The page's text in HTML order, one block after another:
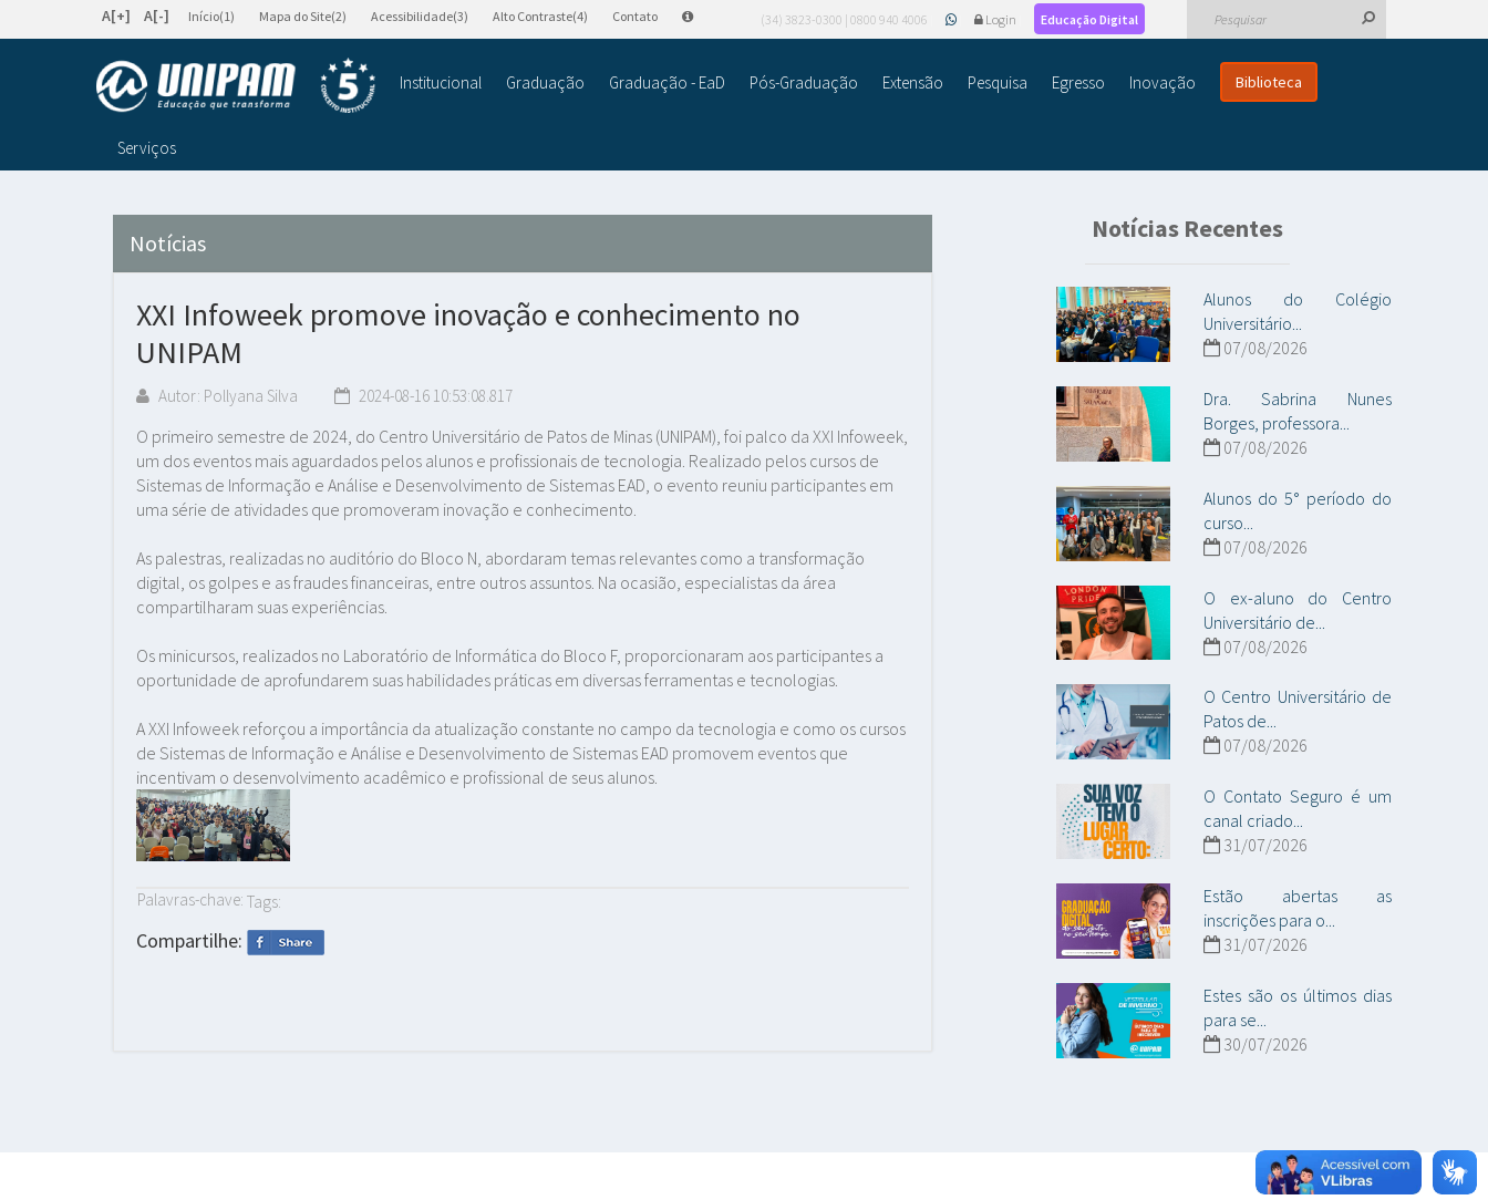
A[+] A[-] Início(1) Mapa do Site(2) Acessibilidade(3) Alto Contraste(4) Contato (34) 3823-0300 | 0800 940 4006 Login Educação Digital
Institucional Graduação Graduação - EaD Pós-Graduação Extensão Pesquisa Egresso Inovação Biblioteca
Serviços
Notícias
XXI Infoweek promove inovação e conhecimento no
UNIPAM
Autor: Pollyana Silva 2024-08-16 10:53:08.817
O primeiro semestre de 2024, do Centro Universitário de Patos de Minas (UNIPAM), foi palco da XXI Infoweek,
um dos eventos mais aguardados pelos alunos e profissionais de tecnologia. Realizado pelos cursos de
Sistemas de Informação e Análise e Desenvolvimento de Sistemas EAD, o evento reuniu participantes em
uma série de atividades que promoveram inovação e conhecimento.
As palestras, realizadas no auditório do Bloco N, abordaram temas relevantes como a transformação
digital, os golpes e as fraudes financeiras, entre outros assuntos. Na ocasião, especialistas da área
compartilharam suas experiências.
Os minicursos, realizados no Laboratório de Informática do Bloco F, proporcionaram aos participantes a
oportunidade de aprofundarem suas habilidades práticas em diversas ferramentas e tecnologias.
A XXI Infoweek reforçou a importância da atualização constante no campo da tecnologia e como os cursos
de Sistemas de Informação e Análise e Desenvolvimento de Sistemas EAD promovem eventos que
incentivam o desenvolvimento acadêmico e profissional de seus alunos.
Palavras-chave: Tags:
Compartilhe:
Notícias Recentes
Alunos do Colégio
Universitário...
07/08/2026
Dra. Sabrina Nunes
Borges, professora...
07/08/2026
Alunos do 5° período do
curso...
07/08/2026
O ex-aluno do Centro
Universitário de...
07/08/2026
O Centro Universitário de
Patos de...
07/08/2026
O Contato Seguro é um
canal criado...
31/07/2026
Estão abertas as
inscrições para o...
31/07/2026
Estes são os últimos dias
para se...
30/07/2026